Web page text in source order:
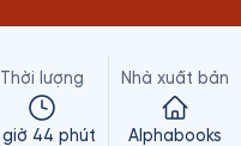
Thời lượng
giờ 44 phút
Nhà xuất bản
Alphabooks